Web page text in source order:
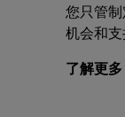
您只管制
机会和支
了解更多